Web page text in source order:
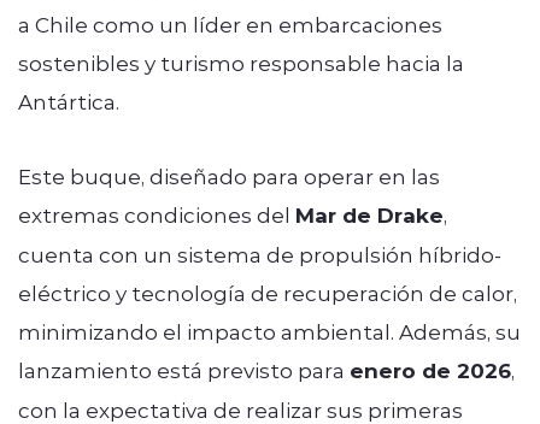
a Chile como un líder en embarcaciones
sostenibles y turismo responsable hacia la
Antártica.
Este buque, diseñado para operar en las
extremas condiciones del Mar de Drake,
cuenta con un sistema de propulsión híbrido-
eléctrico y tecnología de recuperación de calor,
minimizando el impacto ambiental. Además, su
lanzamiento está previsto para enero de 2026,
con la expectativa de realizar sus primeras